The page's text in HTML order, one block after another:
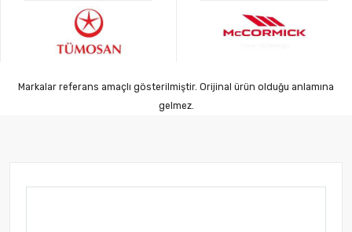
Markalar referans amaçlı gösterilmiştir. Orijinal ürün olduğu anlamına
gelmez.